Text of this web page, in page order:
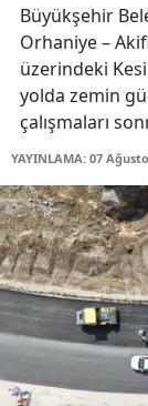
Büyükşehir
Orhaniye –
üzerindeki
yolda zemin
çalışmaları
YAYINLAMA: 07